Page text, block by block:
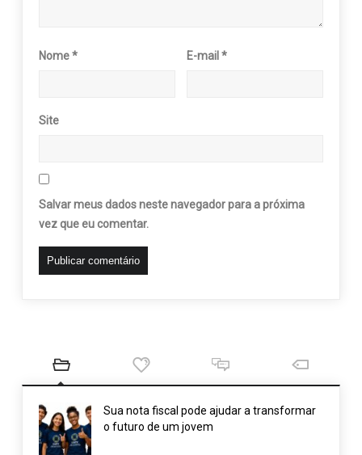
Nome* E-mail*
Site
Salvar meus dados neste navegador para a próxima
vez que eu comentar.
Sua nota fiscal pode ajudar a transformar
o futuro de um jovem